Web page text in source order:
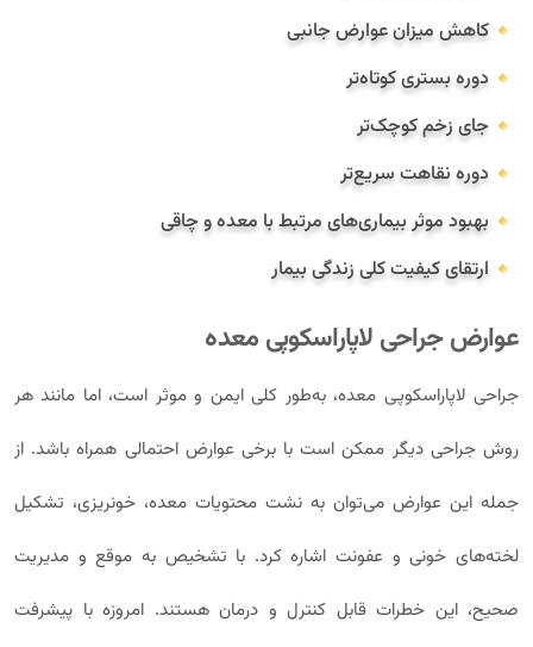
کاهش میزان عوارض جانبی
دوره بستری کوتاه‌تر
جای زخم کوچک‌تر
دوره نقاهت سریع‌تر
بهبود موثر بیماری‌های مرتبط با معده و چاقی
ارتقای کیفیت کلی زندگی بیمار
عوارض جراحی لاپاراسکوپی معده
جراحی لاپاراسکوپی معده، به‌طور کلی ایمن و موثر است، اما مانند هر
روش جراحی دیگر ممکن است با برخی عوارض احتمالی همراه باشد. از
جمله این عوارض می‌توان به نشت محتویات معده، خونریزی، تشکیل
لخته‌های خونی و عفونت اشاره کرد. با تشخیص به‌ موقع و مدیریت
صحیح، این خطرات قابل کنترل و درمان هستند. امروزه با پیشرفت